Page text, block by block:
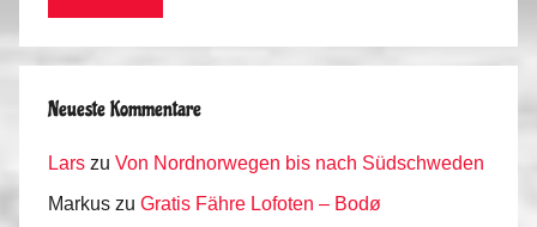
Neueste Kommentare
Lars zu Von Nordnorwegen bis nach Südschweden
Markus zu Gratis Fähre Lofoten – Bodø